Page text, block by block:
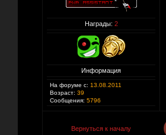
Награды: 2
Информация
На форуме с: 13.08.2011
Возраст: 39
Сообщения: 5796
Вернуться к началу